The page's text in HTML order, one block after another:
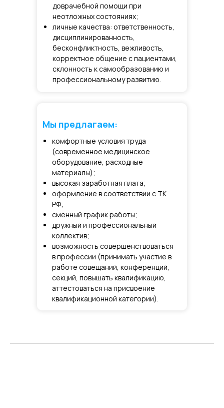
доврачебной помощи при
неотложных состояниях;
личные качества: ответственность,
дисциплинированность,
бесконфликтность, вежливость,
корректное общение с пациентами,
склонность к самообразованию и
профессиональному развитию.
комфортные условия труда
(современное медицинское
оборудование, расходные
материалы);
высокая заработная плата;
оформление в соответствии с ТК
РФ;
сменный график работы;
дружный и профессиональный
коллектив;
возможность совершенствоваться
в профессии (принимать участие в
работе совещаний, конференций,
секций, повышать квалификацию,
аттестоваться на присвоение
квалификационной категории).
Мы предлагаем: